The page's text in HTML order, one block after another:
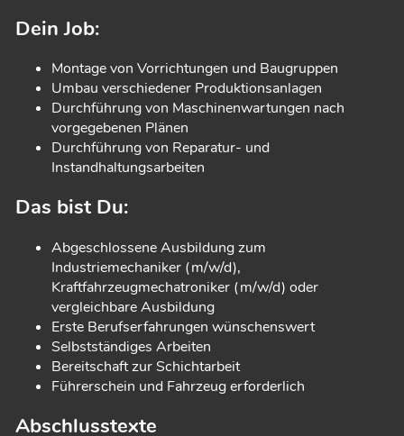
Dein Job:
Montage von Vorrichtungen und Baugruppen
Umbau verschiedener Produktionsanlagen
Durchführung von Maschinenwartungen nach
vorgegebenen Plänen
Durchführung von Reparatur- und
Instandhaltungsarbeiten
Das bist Du:
Abgeschlossene Ausbildung zum
Industriemechaniker (m/w/d),
Kraftfahrzeugmechatroniker (m/w/d) oder
vergleichbare Ausbildung
Erste Berufserfahrungen wünschenswert
Selbstständiges Arbeiten
Bereitschaft zur Schichtarbeit
Führerschein und Fahrzeug erforderlich
Abschlusstexte